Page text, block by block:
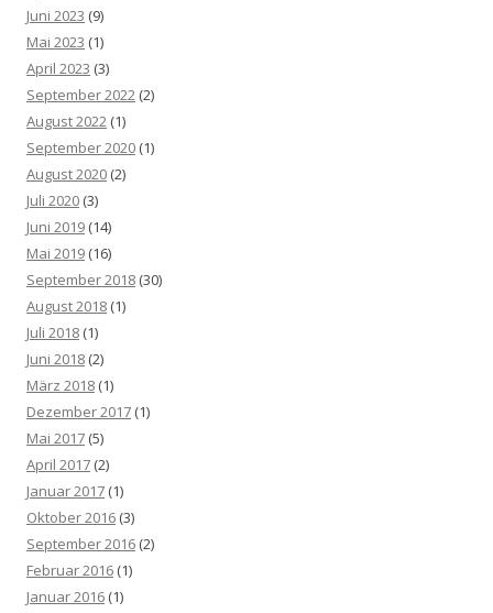
Juni 2023 (9)
Mai 2023 (1)
April 2023 (3)
September 2022 (2)
August 2022 (1)
September 2020 (1)
August 2020 (2)
Juli 2020 (3)
Juni 2019 (14)
Mai 2019 (16)
September 2018 (30)
August 2018 (1)
Juli 2018 (1)
Juni 2018 (2)
März 2018 (1)
Dezember 2017 (1)
Mai 2017 (5)
April 2017 (2)
Januar 2017 (1)
Oktober 2016 (3)
September 2016 (2)
Februar 2016 (1)
Januar 2016 (1)